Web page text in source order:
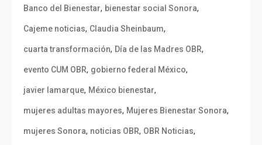
Banco del Bienestar, bienestar social Sonora,
Cajeme noticias, Claudia Sheinbaum,
cuarta transformación, Día de las Madres OBR,
evento CUM OBR, gobierno federal México,
javier lamarque, México bienestar,
mujeres adultas mayores, Mujeres Bienestar Sonora,
mujeres Sonora, noticias OBR, OBR Noticias,